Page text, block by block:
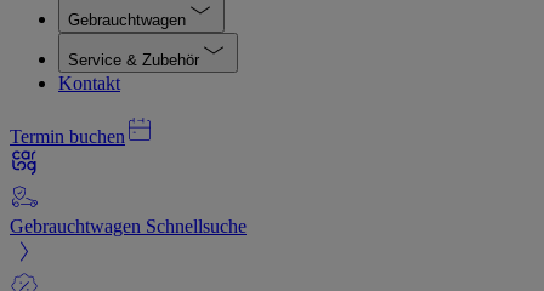
Gebrauchtwagen
Service & Zubehör
Kontakt
Termin buchen
Gebrauchtwagen Schnellsuche